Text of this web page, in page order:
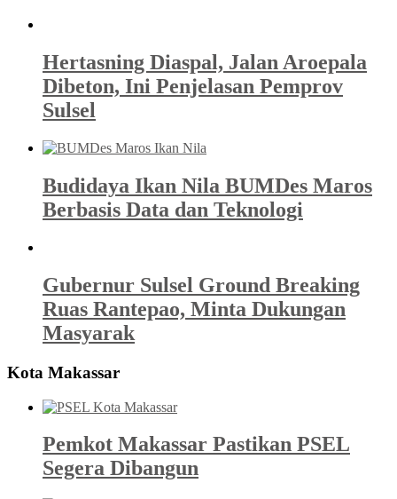
Hertasning Diaspal, Jalan Aroepala
Dibeton, Ini Penjelasan Pemprov
Sulsel
Budidaya Ikan Nila BUMDes Maros
Berbasis Data dan Teknologi
Gubernur Sulsel Ground Breaking
Ruas Rantepao, Minta Dukungan
Masyarak
Kota Makassar
Pemkot Makassar Pastikan PSEL
Segera Dibangun